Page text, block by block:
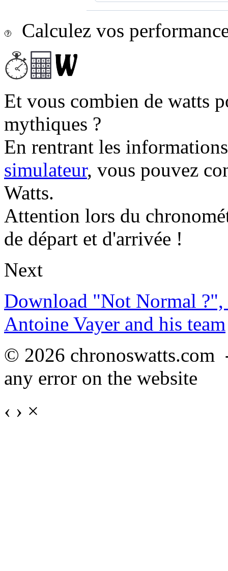
Calculez vos
Et vous combien de watts
mythiques ?
En rentrant les
simulateur, vous pouvez
Watts.
Attention lors du
de départ et d'arrivée !
Next
Download "Not Normal ?",
Antoine Vayer and his team
© 2026
any error on the website
‹ › ×